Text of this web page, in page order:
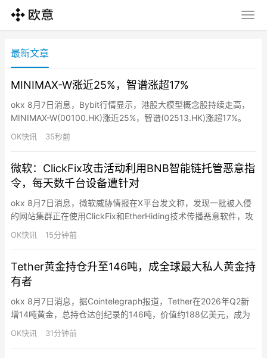
最新文章
MINIMAX-W涨近25%，智谱涨超17%
okx 8月7日消息，Bybit行情显示，港股大模型概念股持续走高，
MINIMAX-W(00100.HK)涨近25%，智谱(02513.HK)涨超17%。
OK快讯 35秒前
微软：ClickFix攻击活动利用BNB智能链托管恶意指
令，每天数千台设备遭针对
okx 8月7日消息，微软威胁情报在X平台发文称，发现一批被入侵
的网站集群正在使用ClickFix和EtherHiding技术传播恶意软件，攻
击活动每天针对全球数千台企业及消费者设备发起攻击。攻击者通
过注入Base64编码JavaScript联系BNB智能链（BNB Smart
约内容仅部署者钱…
OK快讯 15分钟前
Tether黄金持仓升至146吨，成全球最大私人黄金持
有者
okx 8月7日消息，据Cointelegraph报道，Tether在2026年Q2新
增14吨黄金，总持仓达创纪录的146吨，价值约188亿美元，成为
央行和政府以外最大的已知私人黄金持有者。
OK快讯 31分钟前